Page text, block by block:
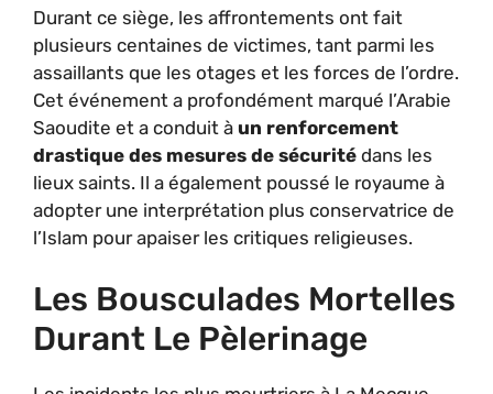
Durant ce siège, les affrontements ont fait
plusieurs centaines de victimes, tant parmi les
assaillants que les otages et les forces de l’ordre.
Cet événement a profondément marqué l’Arabie
Saoudite et a conduit à un renforcement
drastique des mesures de sécurité dans les
lieux saints. Il a également poussé le royaume à
adopter une interprétation plus conservatrice de
l’Islam pour apaiser les critiques religieuses.
Les Bousculades Mortelles
Durant Le Pèlerinage